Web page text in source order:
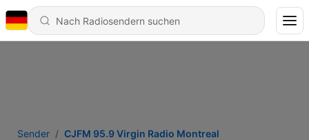
Sender CJFM 95.9 Virgin Radio Montreal